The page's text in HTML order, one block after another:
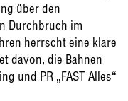
über den
Durchbruch im
herrscht eine klare
davon, die Bahnen
und PR „FAST Alles“